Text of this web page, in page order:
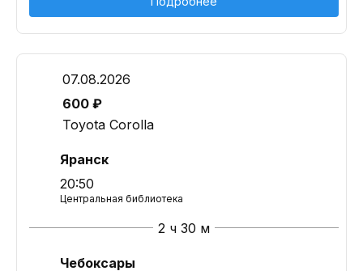
07.08.2026
600 ₽
Toyota Corolla
Яранск
20:50
Центральная библиотека
2 ч 30 м
Чебоксары